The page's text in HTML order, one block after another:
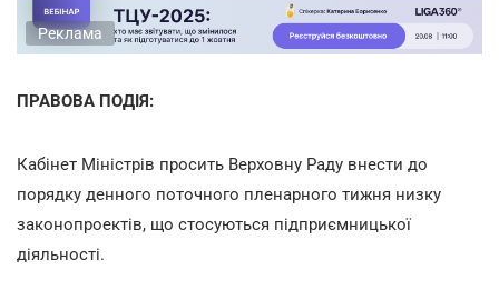
Реклама
ПРАВОВА ПОДІЯ:
Кабінет Міністрів просить Верховну Раду внести до
порядку денного поточного пленарного тижня низку
законопроектів, що стосуються підприємницької
діяльності.